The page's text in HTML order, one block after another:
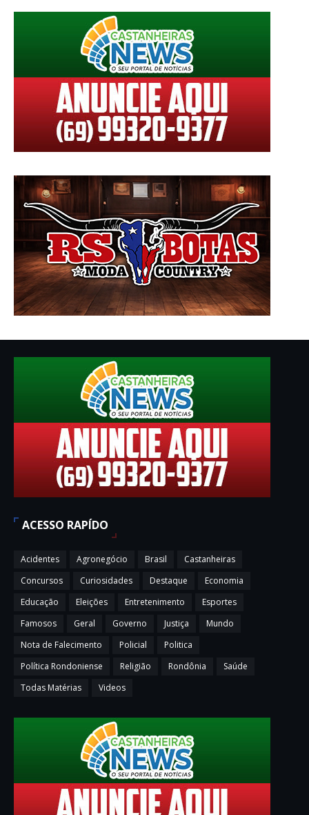
ACESSO RAPÍDO
Acidentes Agronegócio Brasil
Castanheiras
Concursos
Curiosidades Destaque
Economia
Educação
Eleições Entretenimento
Esportes
Famosos
Geral Governo Justiça
Mundo
Nota de Falecimento
Policial
Politica
Política Rondoniense
Religião Rondônia
Saúde
Todas Matérias
Videos